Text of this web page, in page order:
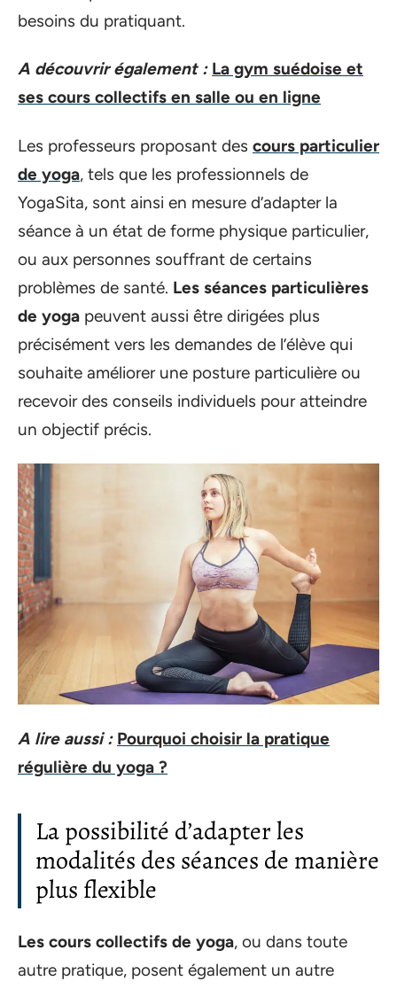
besoins du pratiquant.
A découvrir également : La gym suédoise et
ses cours collectifs en salle ou en ligne
Les professeurs proposant des cours particulier
de yoga, tels que les professionnels de
YogaSita, sont ainsi en mesure d’adapter la
séance à un état de forme physique particulier,
ou aux personnes souffrant de certains
problèmes de santé. Les séances particulières
de yoga peuvent aussi être dirigées plus
précisément vers les demandes de l’élève qui
souhaite améliorer une posture particulière ou
recevoir des conseils individuels pour atteindre
un objectif précis.
A lire aussi : Pourquoi choisir la pratique
régulière du yoga ?
La possibilité d’adapter les
modalités des séances de manière
plus flexible
Les cours collectifs de yoga, ou dans toute
autre pratique, posent également un autre